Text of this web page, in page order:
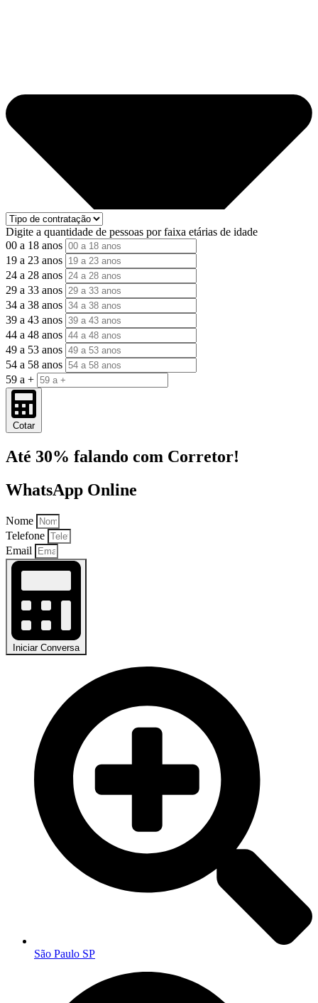
Digite a quantidade de pessoas por faixa etárias de idade
00 a 18 anos
19 a 23 anos
24 a 28 anos
29 a 33 anos
34 a 38 anos
39 a 43 anos
44 a 48 anos
49 a 53 anos
54 a 58 anos
59 a +
Cotar
Até 30% falando com Corretor!
WhatsApp Online
Nome
Telefone
Email
Iniciar Conversa
São Paulo SP